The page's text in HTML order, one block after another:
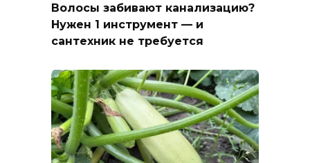
Волосы забивают канализацию?
Нужен 1 инструмент — и
сантехник не требуется